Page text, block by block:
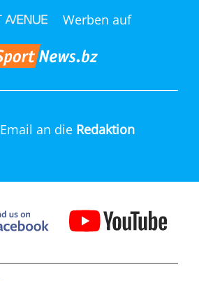
Werben auf
Email an die Redaktion